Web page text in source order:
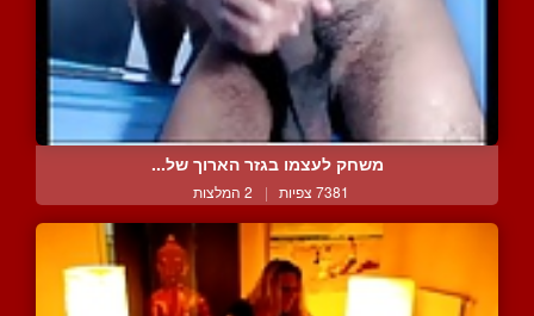
משחק לעצמו בגזר הארוך של...
7381 צפיות | 2 המלצות